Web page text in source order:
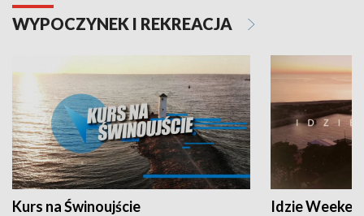
WYPOCZYNEK I REKREACJA
Kurs na Świnoujście Idzie